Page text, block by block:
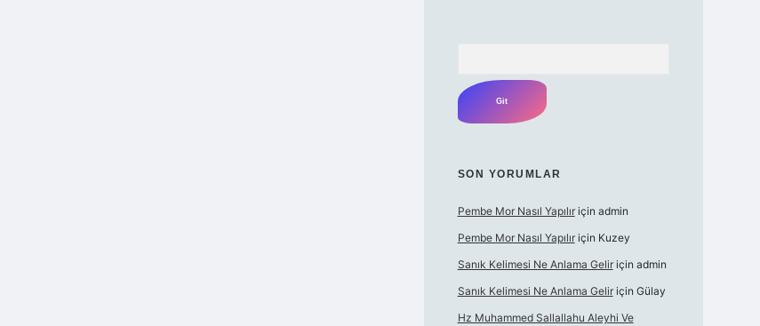
SON YORUMLAR
Pembe Mor Nasıl Yapılıriçin admin
Pembe Mor Nasıl Yapılıriçin Kuzey
Sanık Kelimesi Ne Anlama Geliriçin admin
Sanık Kelimesi Ne Anlama Geliriçin Gülay
Hz Muhammed Sallallahu Aleyhi Ve